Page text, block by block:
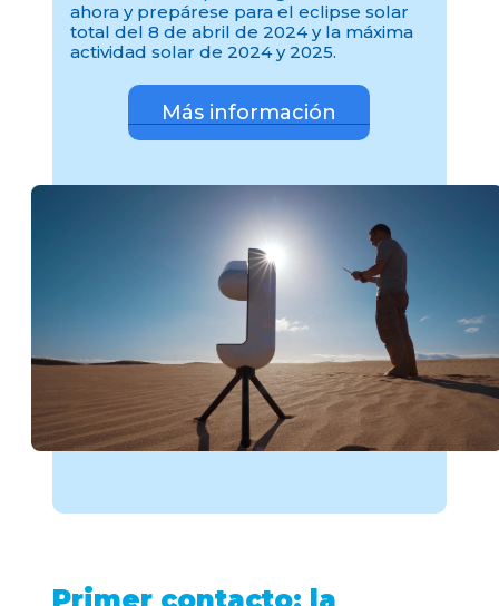
ahora y prepárese para el eclipse solar
total del 8 de abril de 2024 y la máxima
actividad solar de 2024 y 2025.
Más información
Primer contacto: la